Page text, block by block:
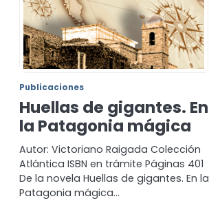
Publicaciones
Huellas de gigantes. En
la Patagonia mágica
Autor: Victoriano Raigada Colección
Atlántica ISBN en trámite Páginas 401
De la novela Huellas de gigantes. En la
Patagonia mágica…